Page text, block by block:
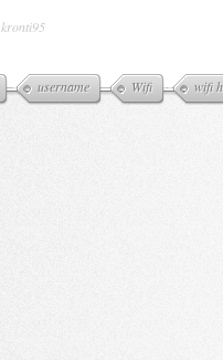
kronti95
username Wifi wifi